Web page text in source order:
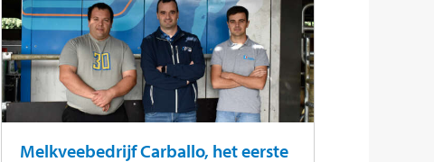
Melkveebedrijf Carballo, het eerste